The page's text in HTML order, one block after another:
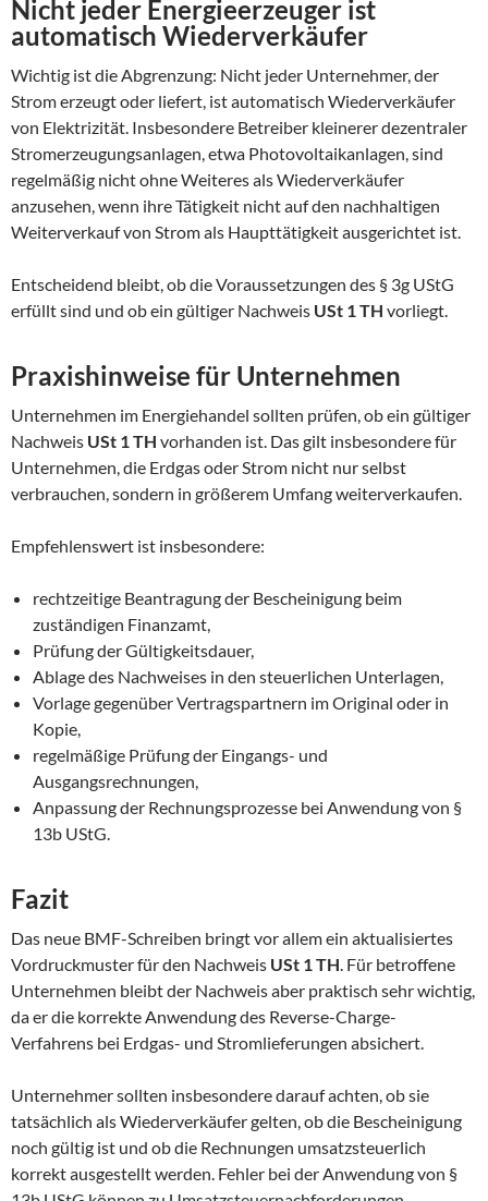
Nicht jeder Energieerzeuger ist
automatisch Wiederverkäufer
Wichtig ist die Abgrenzung: Nicht jeder Unternehmer, der
Strom erzeugt oder liefert, ist automatisch Wiederverkäufer
von Elektrizität. Insbesondere Betreiber kleinerer dezentraler
Stromerzeugungsanlagen, etwa Photovoltaikanlagen, sind
regelmäßig nicht ohne Weiteres als Wiederverkäufer
anzusehen, wenn ihre Tätigkeit nicht auf den nachhaltigen
Weiterverkauf von Strom als Haupttätigkeit ausgerichtet ist.
Entscheidend bleibt, ob die Voraussetzungen des § 3g UStG
erfüllt sind und ob ein gültiger Nachweis USt 1 TH vorliegt.
Praxishinweise für Unternehmen
Unternehmen im Energiehandel sollten prüfen, ob ein gültiger
Nachweis USt 1 TH vorhanden ist. Das gilt insbesondere für
Unternehmen, die Erdgas oder Strom nicht nur selbst
verbrauchen, sondern in größerem Umfang weiterverkaufen.
Empfehlenswert ist insbesondere:
rechtzeitige Beantragung der Bescheinigung beim
zuständigen Finanzamt,
Prüfung der Gültigkeitsdauer,
Ablage des Nachweises in den steuerlichen Unterlagen,
Vorlage gegenüber Vertragspartnern im Original oder in
Kopie,
regelmäßige Prüfung der Eingangs- und
Ausgangsrechnungen,
Anpassung der Rechnungsprozesse bei Anwendung von §
13b UStG.
Fazit
Das neue BMF-Schreiben bringt vor allem ein aktualisiertes
Vordruckmuster für den Nachweis USt 1 TH. Für betroffene
Unternehmen bleibt der Nachweis aber praktisch sehr wichtig,
da er die korrekte Anwendung des Reverse-Charge-
Verfahrens bei Erdgas- und Stromlieferungen absichert.
Unternehmer sollten insbesondere darauf achten, ob sie
tatsächlich als Wiederverkäufer gelten, ob die Bescheinigung
noch gültig ist und ob die Rechnungen umsatzsteuerlich
korrekt ausgestellt werden. Fehler bei der Anwendung von §